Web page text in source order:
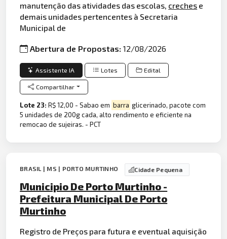
manutenção das atividades das escolas, creches e
demais unidades pertencentes à Secretaria
Municipal de
Abertura de Propostas:12/08/2026
Assistente IA Lotes Edital
Compartilhar
Lote 23:R$ 12,00 - Sabao em barra glicerinado, pacote com
5 unidades de 200g cada, alto rendimento e eficiente na
remocao de sujeiras. - PCT
BRASIL | MS | PORTO MURTINHO Cidade Pequena
Municipio De Porto Murtinho -
Prefeitura Municipal De Porto
Murtinho
Registro de Preços para futura e eventual aquisição